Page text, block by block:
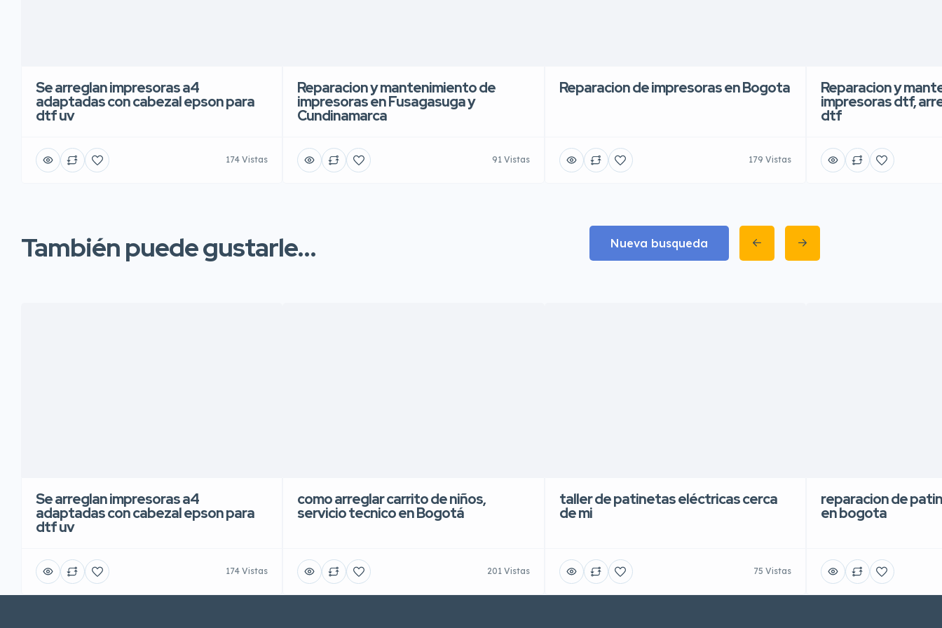
Se arreglan impresoras a4
adaptadas con cabezal epson para
dtf uv
174 Vistas
Reparacion y mantenimiento de
impresoras en Fusagasuga y
Cundinamarca
91 Vistas
Reparacion de impresoras en Bogota
179 Vistas
Reparacion y
impresoras dtf,
dtf
También puede gustarle... Nueva busqueda
Se arreglan impresoras a4
adaptadas con cabezal epson para
dtf uv
174 Vistas
como arreglar carrito de niños,
servicio tecnico en Bogotá
201 Vistas
taller de patinetas eléctricas cerca
de mi
75 Vistas
reparacion de
en bogota